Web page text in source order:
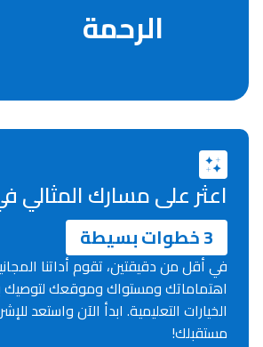
الرحمة
اعثر على مسارك المثالي
3 خطوات بسيطة
في أقل من دقيقتين، تقوم أداتنا
اهتماماتك ومستواك وموقعك
الخيارات التعليمية. ابدأ الآن واستعد
مستقبلك!